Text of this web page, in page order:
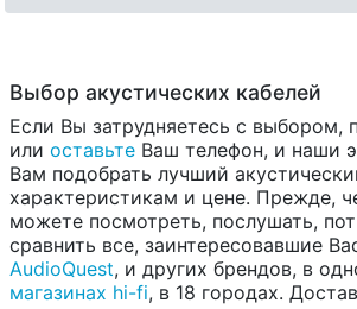
Выбор акустических кабелей
Если Вы затрудняетесь с выбором,
или оставьте Ваш телефон, и наши
Вам подобрать лучший
характеристикам и цене. Прежде,
можете посмотреть, послушать,
сравнить все, заинтересовавшие
AudioQuest, и других брендов, в
магазинах hi-fi, в 18 городах.